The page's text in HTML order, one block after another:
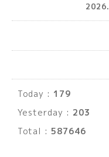
Today : 179
Yesterday : 203
Total : 587646